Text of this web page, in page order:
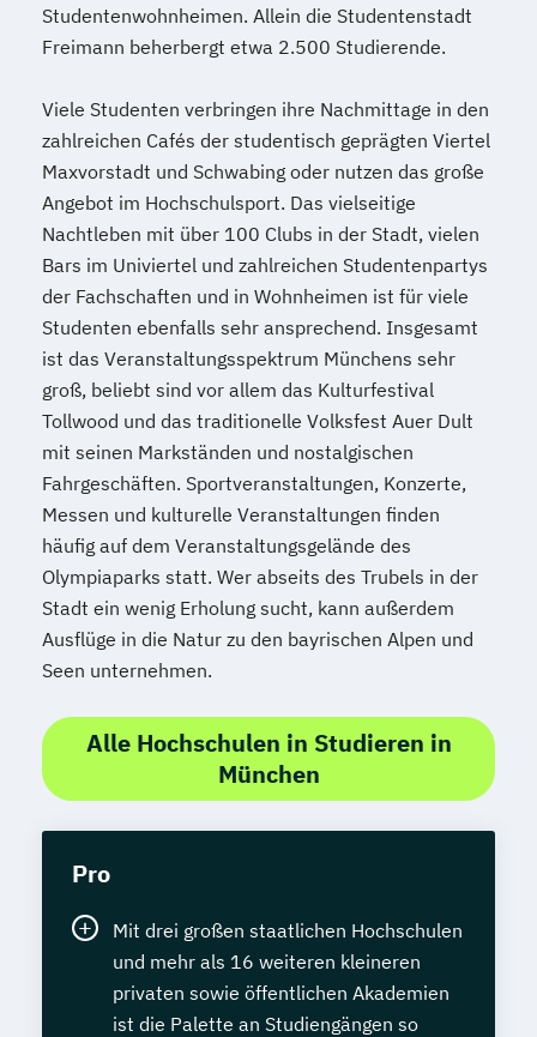
Studentenwohnheimen. Allein die Studentenstadt
Freimann beherbergt etwa 2.500 Studierende.
Viele Studenten verbringen ihre Nachmittage in den
zahlreichen Cafés der studentisch geprägten Viertel
Maxvorstadt und Schwabing oder nutzen das große
Angebot im Hochschulsport. Das vielseitige
Nachtleben mit über 100 Clubs in der Stadt, vielen
Bars im Univiertel und zahlreichen Studentenpartys
der Fachschaften und in Wohnheimen ist für viele
Studenten ebenfalls sehr ansprechend. Insgesamt
ist das Veranstaltungsspektrum Münchens sehr
groß, beliebt sind vor allem das Kulturfestival
Tollwood und das traditionelle Volksfest Auer Dult
mit seinen Markständen und nostalgischen
Fahrgeschäften. Sportveranstaltungen, Konzerte,
Messen und kulturelle Veranstaltungen finden
häufig auf dem Veranstaltungsgelände des
Olympiaparks statt. Wer abseits des Trubels in der
Stadt ein wenig Erholung sucht, kann außerdem
Ausflüge in die Natur zu den bayrischen Alpen und
Seen unternehmen.
Alle Hochschulen in Studieren in
München
Pro
Mit drei großen staatlichen Hochschulen
und mehr als 16 weiteren kleineren
privaten sowie öffentlichen Akademien
ist die Palette an Studiengängen so